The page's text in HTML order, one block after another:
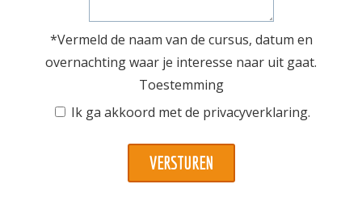
*Vermeld de naam van de cursus, datum en
overnachting waar je interesse naar uit gaat.
Toestemming
Ik ga akkoord met de privacyverklaring.